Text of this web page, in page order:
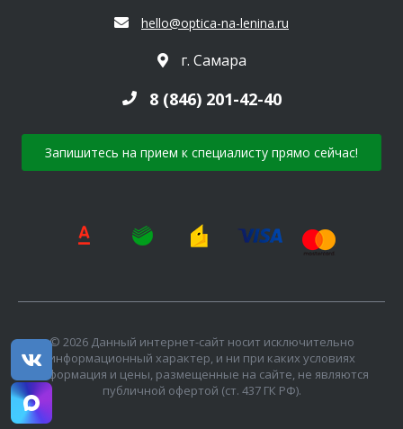
hello@optica-na-lenina.ru
г. Самара
8 (846) 201-42-40
Запишитесь на прием к специалисту прямо сейчас!
© 2026 Данный интернет-сайт носит исключительно
информационный характер, и ни при каких условиях
информация и цены, размещенные на сайте, не являются
публичной офертой (ст. 437 ГК РФ).